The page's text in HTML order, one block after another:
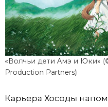
«Волчьи дети Амэ и Юки»
Production Partners)
Карьера Хосоды